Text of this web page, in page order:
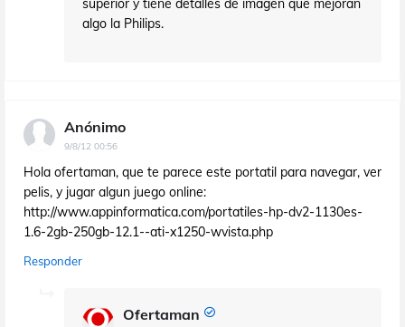
superior y tiene detalles de imagen que mejoran
algo la Philips.
Anónimo
9/8/12 00:56
Hola ofertaman, que te parece este portatil para navegar, ver
pelis, y jugar algun juego online:
http://www.appinformatica.com/portatiles-hp-dv2-1130es-
1.6-2gb-250gb-12.1--ati-x1250-wvista.php
Responder
Ofertaman